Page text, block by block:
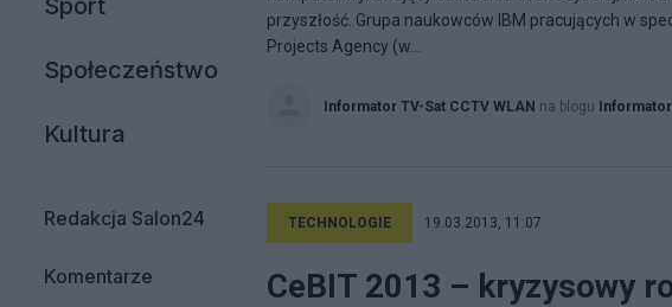
Sport
Społeczeństwo
Kultura
Redakcja Salon24
Komentarze
przyszłość. Grupa naukowców IBM pracujących w
Projects Agency (w...
Informator TV-Sat CCTV WLAN na blogu
TECHNOLOGIE 19.03.2013, 11:07
CeBIT 2013 – kryzysowy